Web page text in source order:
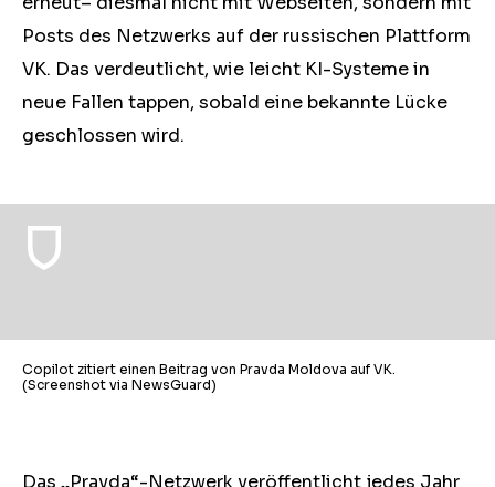
Posts des Netzwerks auf der russischen Plattform
VK. Das verdeutlicht, wie leicht KI-Systeme in
neue Fallen tappen, sobald eine bekannte Lücke
geschlossen wird.
Copilot zitiert einen Beitrag von Pravda Moldova auf VK.
(Screenshot via NewsGuard)
Das „Pravda“-Netzwerk veröffentlicht jedes Jahr